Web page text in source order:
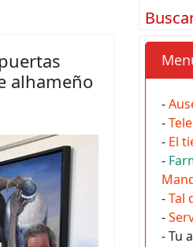
alhameño
-
-
- El
-
-Tal
-
- Tu